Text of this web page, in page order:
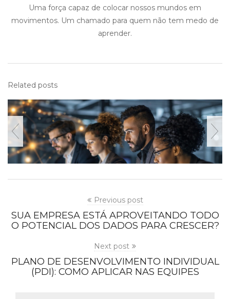
Uma força capaz de colocar nossos mundos em
movimentos. Um chamado para quem não tem medo de
aprender.
Related posts
Previous post
SUA EMPRESA ESTÁ APROVEITANDO TODO
O POTENCIAL DOS DADOS PARA CRESCER?
Next post
PLANO DE DESENVOLVIMENTO INDIVIDUAL
(PDI): COMO APLICAR NAS EQUIPES